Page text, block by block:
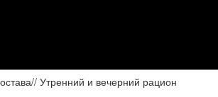
Утренний и вечерний рацион